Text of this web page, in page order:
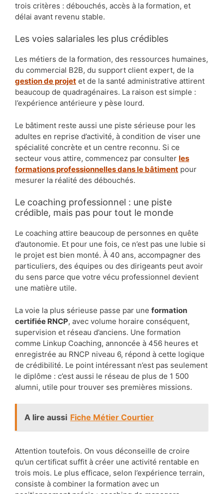
trois critères : débouchés, accès à la formation, et
délai avant revenu stable.
Les voies salariales les plus crédibles
Les métiers de la formation, des ressources humaines,
du commercial B2B, du support client expert, de la
gestion de projet et de la santé administrative attirent
beaucoup de quadragénaires. La raison est simple :
l’expérience antérieure y pèse lourd.
Le bâtiment reste aussi une piste sérieuse pour les
adultes en reprise d’activité, à condition de viser une
spécialité concrète et un centre reconnu. Si ce
secteur vous attire, commencez par consulter les
formations professionnelles dans le bâtiment pour
mesurer la réalité des débouchés.
Le coaching professionnel : une piste
crédible, mais pas pour tout le monde
Le coaching attire beaucoup de personnes en quête
d’autonomie. Et pour une fois, ce n’est pas une lubie si
le projet est bien monté. À 40 ans, accompagner des
particuliers, des équipes ou des dirigeants peut avoir
du sens parce que votre vécu professionnel devient
une matière utile.
La voie la plus sérieuse passe par une formation
certifiée RNCP, avec volume horaire conséquent,
supervision et réseau d’anciens. Une formation
comme Linkup Coaching, annoncée à 456 heures et
enregistrée au RNCP niveau 6, répond à cette logique
de crédibilité. Le point intéressant n’est pas seulement
le diplôme : c’est aussi le réseau de plus de 1 500
alumni, utile pour trouver ses premières missions.
A lire aussi Fiche Métier Courtier
Attention toutefois. On vous déconseille de croire
qu’un certificat suffit à créer une activité rentable en
trois mois. Le plus efficace, selon l’expérience terrain,
consiste à combiner la formation avec un